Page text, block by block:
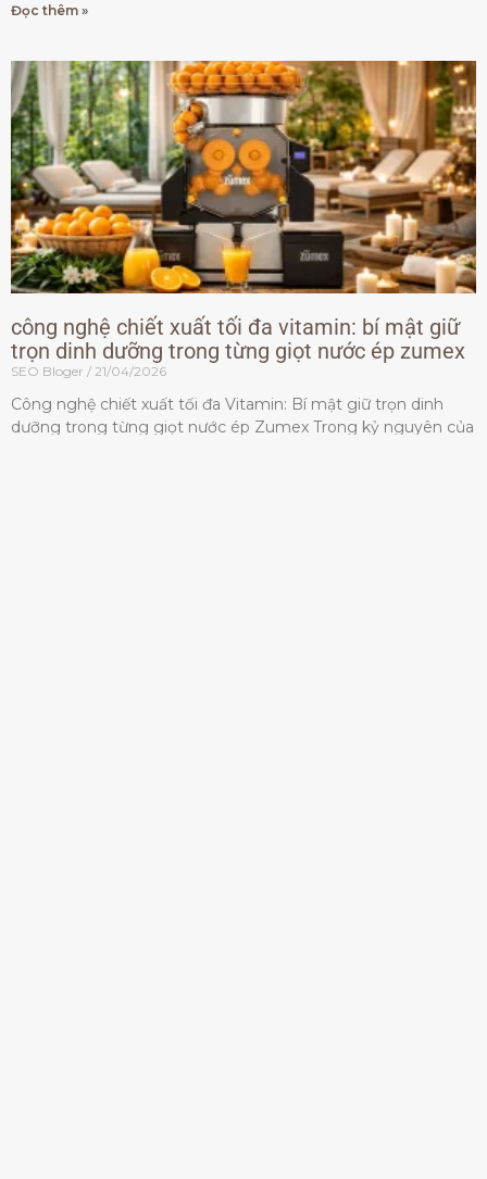
Đọc thêm »
công nghệ chiết xuất tối đa vitamin: bí mật giữ
trọn dinh dưỡng trong từng giọt nước ép zumex
SEO Bloger 21/04/2026
Công nghệ chiết xuất tối đa Vitamin: Bí mật giữ trọn dinh
dưỡng trong từng giọt nước ép Zumex Trong kỷ nguyên của